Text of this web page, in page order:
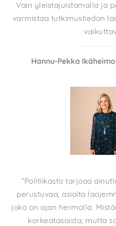
Vain yleistajuistamalla ja
varmistaa tutkimustiedon
Hannu-Pekka Ikäheimo
”Politiikasta tarjoaa
perustuvaa, asioita
joka on ajan hermolla.
korkeatasoista, mutta